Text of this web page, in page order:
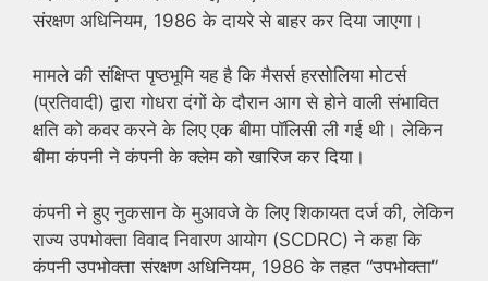
संरक्षण अधिनियम, 1986 के दायरे से बाहर कर दिया जाएगा।
मामले की संक्षिप्त पृष्ठभूमि यह है कि मैसर्स हरसोलिया मोटर्स
(प्रतिवादी) द्वारा गोधरा दंगों के दौरान आग से होने वाली संभावित
क्षति को कवर करने के लिए एक बीमा पॉलिसी ली गई थी। लेकिन
बीमा कंपनी ने कंपनी के क्लेम को खारिज कर दिया।
कंपनी ने हुए नुकसान के मुआवजे के लिए शिकायत दर्ज की, लेकिन
राज्य उपभोक्ता विवाद निवारण आयोग (SCDRC) ने कहा कि
कंपनी उपभोक्ता संरक्षण अधिनियम, 1986 के तहत “उपभोक्ता”